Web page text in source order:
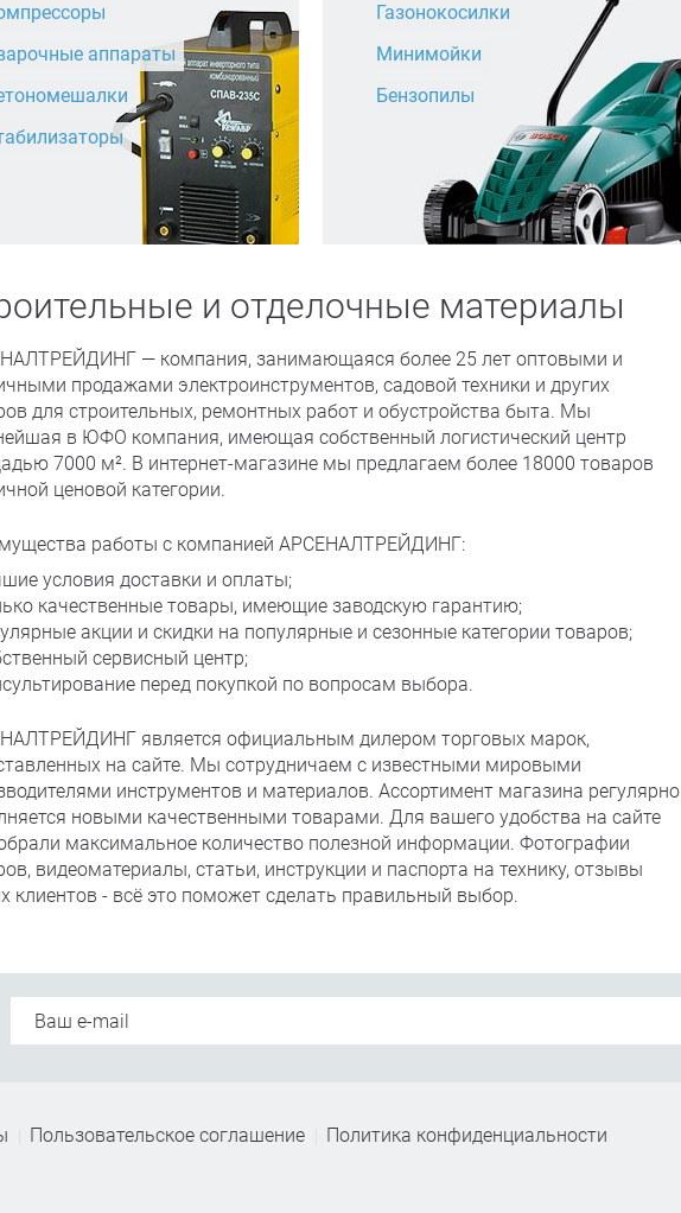
аппараты
Газонокосилки
Минимойки
Бензопилы
и отделочные материалы
— компания, занимающаяся более 25 лет оптовыми и
продажами электроинструментов, садовой техники и других
для строительных, ремонтных работ и обустройства быта. Мы
в ЮФО компания, имеющая собственный логистический центр
7000 м². В интернет-магазине мы предлагаем более 18000 товаров
ценовой категории.
работы с компанией АРСЕНАЛТРЕЙДИНГ:
условия доставки и оплаты;
качественные товары, имеющие заводскую гарантию;
акции и скидки на популярные и сезонные категории товаров;
сервисный центр;
перед покупкой по вопросам выбора.
является официальным дилером торговых марок,
на сайте. Мы сотрудничаем с известными мировыми
инструментов и материалов. Ассортимент магазина регулярно
новыми качественными товарами. Для вашего удобства на сайте
максимальное количество полезной информации. Фотографии
видеоматериалы, статьи, инструкции и паспорта на технику, отзывы
клиентов - всё это поможет сделать правильный выбор.
Пользовательское соглашение Политика конфиденциальности